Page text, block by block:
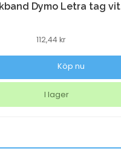
Dymo Letra tag vit
112,44kr
Köp nu
I lager